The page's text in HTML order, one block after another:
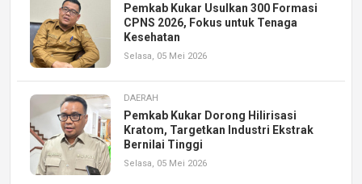
Pemkab Kukar Usulkan 300 Formasi
CPNS 2026, Fokus untuk Tenaga
Kesehatan
Selasa, 05 Mei 2026
DAERAH
Pemkab Kukar Dorong Hilirisasi
Kratom, Targetkan Industri Ekstrak
Bernilai Tinggi
Selasa, 05 Mei 2026